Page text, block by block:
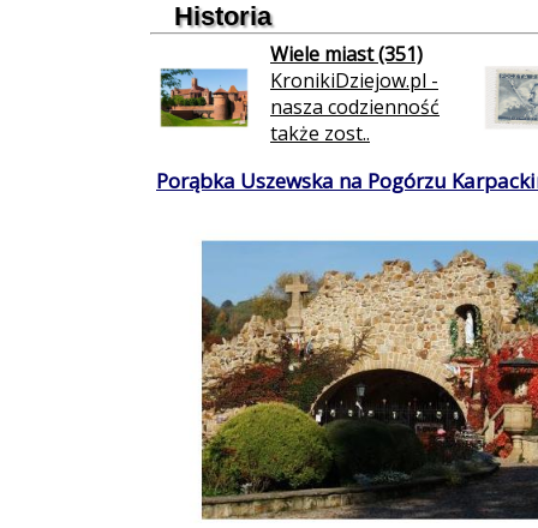
Historia
Wiele miast (351)
KronikiDziejow.pl -
nasza codzienność
także zost..
Porąbka Uszewska na Pogórzu